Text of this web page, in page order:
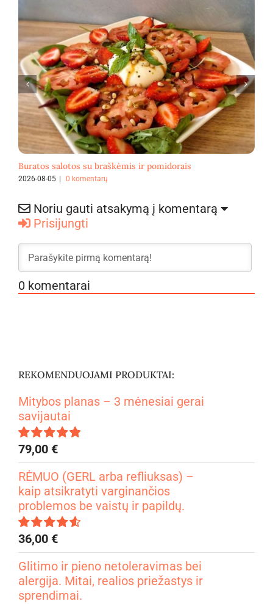
Buratos salotos su braškėmis ir pomidorais
2026-08-05 | 0 komentarų
Noriu gauti atsakymą į komentarą
Prisijungti
0 komentarai
REKOMENDUOJAMI PRODUKTAI:
Mitybos planas – 3 mėnesiai gerai
savijautai
Įvertinimas:
4.99iš 5
79,00 €
RĖMUO (GERL arba refliuksas) –
kaip atsikratyti varginančios
problemos be vaistų ir papildų.
Įvertinimas:
4.67iš 5
36,00 €
Glitimo ir pieno netoleravimas bei
alergija. Mitai, realios priežastys ir
sprendimai.